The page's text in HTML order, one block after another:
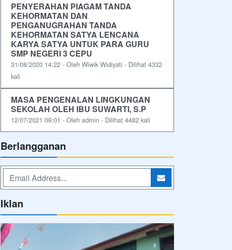
PENYERAHAN PIAGAM TANDA
KEHORMATAN DAN
PENGANUGRAHAN TANDA
KEHORMATAN SATYA LENCANA
KARYA SATYA UNTUK PARA GURU
SMP NEGERI 3 CEPU
31/08/2020 14:22 - Oleh Wiwik Widiyati - Dilihat 4332
kali
MASA PENGENALAN LINGKUNGAN
SEKOLAH OLEH IBU SUWARTI, S.P
12/07/2021 09:01 - Oleh admin - Dilihat 4482 kali
Berlangganan
Iklan